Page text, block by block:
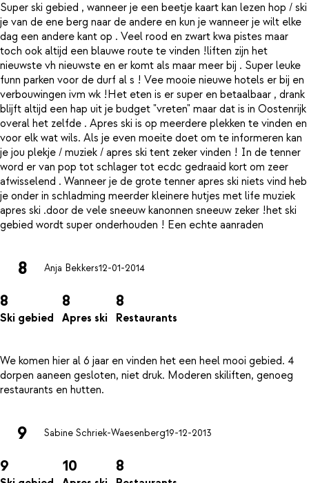
Super ski gebied , wanneer je een beetje kaart kan lezen hop / ski
je van de ene berg naar de andere en kun je wanneer je wilt elke
dag een andere kant op . Veel rood en zwart kwa pistes maar
toch ook altijd een blauwe route te vinden !liften zijn het
nieuwste vh nieuwste en er komt als maar meer bij . Super leuke
funn parken voor de durf al s ! Vee mooie nieuwe hotels er bij en
verbouwingen ivm wk !Het eten is er super en betaalbaar , drank
blijft altijd een hap uit je budget "vreten" maar dat is in Oostenrijk
overal het zelfde . Apres ski is op meerdere plekken te vinden en
voor elk wat wils. Als je even moeite doet om te informeren kan
je jou plekje / muziek / apres ski tent zeker vinden ! In de tenner
word er van pop tot schlager tot ecdc gedraaid kort om zeer
afwisselend . Wanneer je de grote tenner apres ski niets vind heb
je onder in schladming meerder kleinere hutjes met life muziek
apres ski .door de vele sneeuw kanonnen sneeuw zeker !het ski
8 Anja Bekkers12-01-2014
8
Ski gebied
8
Apres ski
8
Restaurants
We komen hier al 6 jaar en vinden het een heel mooi gebied. 4
dorpen aaneen gesloten, niet druk. Moderen skiliften, genoeg
9 Sabine Schriek-Waesenberg19-12-2013
9 10 8